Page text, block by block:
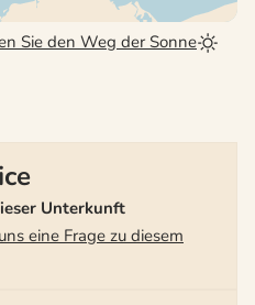
Sie den Weg der Sonne
Unterkunft
eine Frage zu diesem